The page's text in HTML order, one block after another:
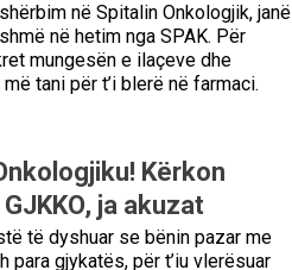
në Spitalin Onkologjik, janë
në hetim nga SPAK. Për
mungesën e ilaçeve dhe
tani për t’i blerë në farmaci.
Kërkon
ja akuzat
të dyshuar se bënin pazar me
gjykatës, për t’iu vlerësuar